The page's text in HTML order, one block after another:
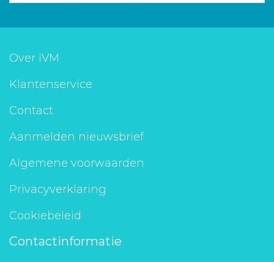
Over IVM
Klantenservice
Contact
Aanmelden nieuwsbrief
Algemene voorwaarden
Privacyverklaring
Cookiebeleid
Contactinformatie